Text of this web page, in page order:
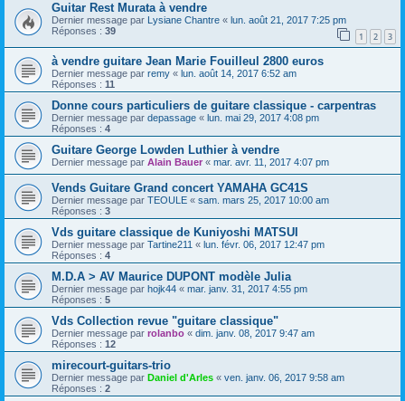
Guitar Rest Murata à vendre
Dernier message par Lysiane Chantre « lun. août 21, 2017 7:25 pm
Réponses : 39 1 2 3
à vendre guitare Jean Marie Fouilleul 2800 euros
Dernier message par remy « lun. août 14, 2017 6:52 am
Réponses : 11
Donne cours particuliers de guitare classique - carpentras
Dernier message par depassage « lun. mai 29, 2017 4:08 pm
Réponses : 4
Guitare George Lowden Luthier à vendre
Dernier message par Alain Bauer « mar. avr. 11, 2017 4:07 pm
Vends Guitare Grand concert YAMAHA GC41S
Dernier message par TEOULE « sam. mars 25, 2017 10:00 am
Réponses : 3
Vds guitare classique de Kuniyoshi MATSUI
Dernier message par Tartine211 « lun. févr. 06, 2017 12:47 pm
Réponses : 4
M.D.A > AV Maurice DUPONT modèle Julia
Dernier message par hojk44 « mar. janv. 31, 2017 4:55 pm
Réponses : 5
Vds Collection revue "guitare classique"
Dernier message par rolanbo « dim. janv. 08, 2017 9:47 am
Réponses : 12
mirecourt-guitars-trio
Dernier message par Daniel d'Arles « ven. janv. 06, 2017 9:58 am
Réponses : 2